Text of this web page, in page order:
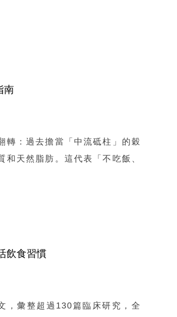
南
轉：過去擔當「中流砥柱」的穀
天然脂肪。這代表「不吃飯、
飲食習慣
，彙整超過130篇臨床研究，全